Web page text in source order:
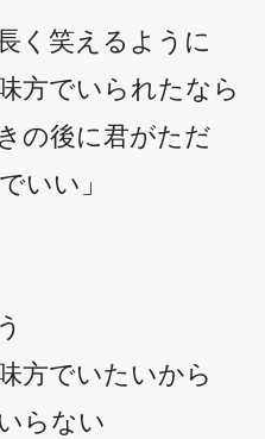
く笑えるように
方でいられたなら
の後に君がただ
いい」
方でいたいから
らない